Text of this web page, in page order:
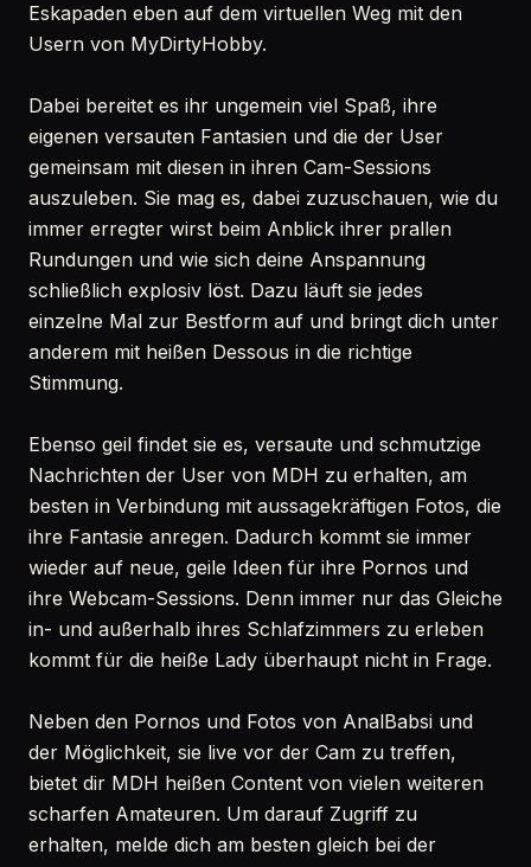
Eskapaden eben auf dem virtuellen Weg mit den
Usern von MyDirtyHobby.
Dabei bereitet es ihr ungemein viel Spaß, ihre
eigenen versauten Fantasien und die der User
gemeinsam mit diesen in ihren Cam-Sessions
auszuleben. Sie mag es, dabei zuzuschauen, wie du
immer erregter wirst beim Anblick ihrer prallen
Rundungen und wie sich deine Anspannung
schließlich explosiv löst. Dazu läuft sie jedes
einzelne Mal zur Bestform auf und bringt dich unter
anderem mit heißen Dessous in die richtige
Stimmung.
Ebenso geil findet sie es, versaute und schmutzige
Nachrichten der User von MDH zu erhalten, am
besten in Verbindung mit aussagekräftigen Fotos, die
ihre Fantasie anregen. Dadurch kommt sie immer
wieder auf neue, geile Ideen für ihre Pornos und
ihre Webcam-Sessions. Denn immer nur das Gleiche
in- und außerhalb ihres Schlafzimmers zu erleben
kommt für die heiße Lady überhaupt nicht in Frage.
Neben den Pornos und Fotos von AnalBabsi und
der Möglichkeit, sie live vor der Cam zu treffen,
bietet dir MDH heißen Content von vielen weiteren
scharfen Amateuren. Um darauf Zugriff zu
erhalten, melde dich am besten gleich bei der